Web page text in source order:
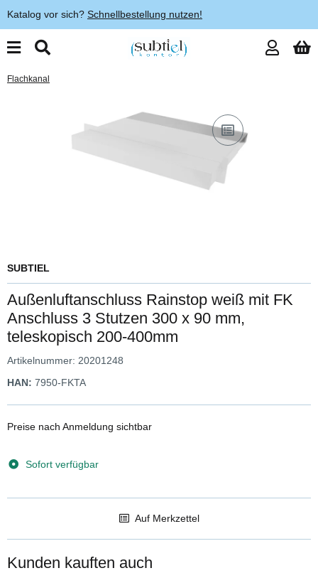
Katalog vor sich? Schnellbestellung nutzen!
Flachkanal
SUBTIEL
Außenluftanschluss Rainstop weiß mit FK
Anschluss 3 Stutzen 300 x 90 mm,
teleskopisch 200-400mm
Artikelnummer: 20201248
HAN: 7950-FKTA
Preise nach Anmeldung sichtbar
Sofort verfügbar
Auf Merkzettel
Kunden kauften auch